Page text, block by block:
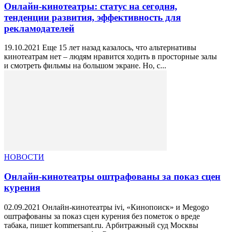
Онлайн-кинотеатры: статус на сегодня,
тенденции развития, эффективность для
рекламодателей
19.10.2021 Еще 15 лет назад казалось, что альтернативы
кинотеатрам нет – людям нравится ходить в просторные залы
и смотреть фильмы на большом экране. Но, с...
НОВОСТИ
Онлайн-кинотеатры оштрафованы за показ сцен
курения
02.09.2021 Онлайн-кинотеатры ivi, «Кинопоиск» и Megogo
оштрафованы за показ сцен курения без пометок о вреде
табака, пишет kommersant.ru. Арбитражный суд Москвы